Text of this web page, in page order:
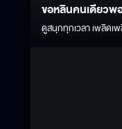
ขอหลินคนเดียวพ
ดูสนุกทุกเวลา เพลิดเ